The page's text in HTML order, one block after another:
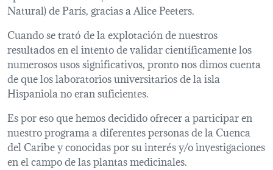
Natural) de París, gracias a Alice Peeters.
Cuando se trató de la explotación de nuestros
resultados en el intento de validar científicamente los
numerosos usos significativos, pronto nos dimos cuenta
de que los laboratorios universitarios de la isla
Hispaniola no eran suficientes.
Es por eso que hemos decidido ofrecer a participar en
nuestro programa a diferentes personas de la Cuenca
del Caribe y conocidas por su interés y/o investigaciones
en el campo de las plantas medicinales.